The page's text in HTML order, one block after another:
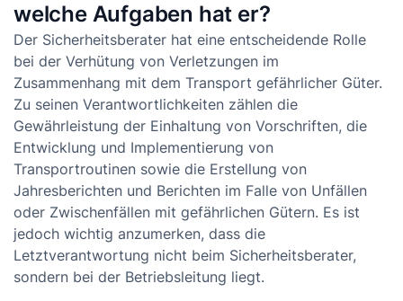
welche Aufgaben hat er?
Der Sicherheitsberater hat eine entscheidende Rolle
bei der Verhütung von Verletzungen im
Zusammenhang mit dem Transport gefährlicher Güter.
Zu seinen Verantwortlichkeiten zählen die
Gewährleistung der Einhaltung von Vorschriften, die
Entwicklung und Implementierung von
Transportroutinen sowie die Erstellung von
Jahresberichten und Berichten im Falle von Unfällen
oder Zwischenfällen mit gefährlichen Gütern. Es ist
jedoch wichtig anzumerken, dass die
Letztverantwortung nicht beim Sicherheitsberater,
sondern bei der Betriebsleitung liegt.